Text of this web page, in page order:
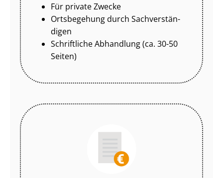
Für private Zwecke
Ortsbegehung durch Sach­ver­stän­
di­gen
Schriftliche Abhandlung (ca. 30-50
Seiten)